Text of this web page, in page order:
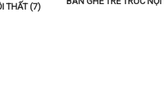
THẤT (7)